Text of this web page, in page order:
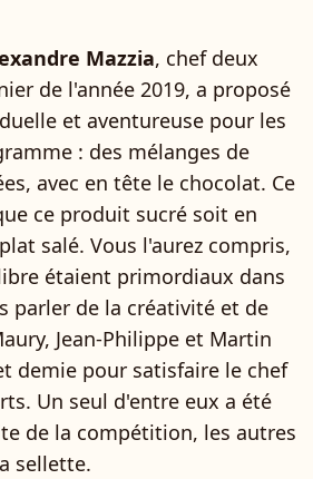
Mazzia, chef deux
de l'année 2019, a proposé
et aventureuse pour les
: des mélanges de
avec en tête le chocolat. Ce
ce produit sucré soit en
salé. Vous l'aurez compris,
étaient primordiaux dans
parler de la créativité et de
Jean-Philippe et Martin
demie pour satisfaire le chef
Un seul d'entre eux a été
de la compétition, les autres
sellette.